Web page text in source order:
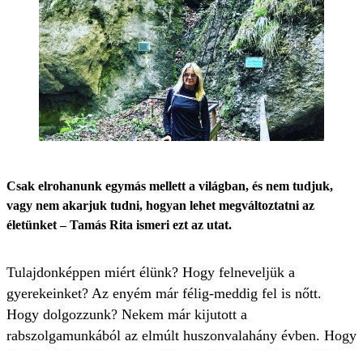
Csak elrohanunk egymás mellett a világban, és nem tudjuk,
vagy nem akarjuk tudni, hogyan lehet megváltoztatni az
életünket – Tamás Rita ismeri ezt az utat.
Tulajdonképpen miért élünk? Hogy felneveljük a
gyerekeinket? Az enyém már félig-meddig fel is nőtt.
Hogy dolgozzunk? Nekem már kijutott a
rabszolgamunkából az elmúlt huszonvalahány évben. Hogy